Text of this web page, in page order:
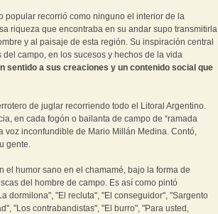
popular recorrió como ninguno el interior de la
riqueza que encontraba en su andar supo transmitirla
y al paisaje de esta región. Su inspiración central
campo, en los sucesos y hechos de la vida
sentido a sus creaciones y un contenido social que
de juglar recorriendo todo el Litoral Argentino.
en cada fogón o bailanta de campo de “ramada
voz inconfundible de Mario Millán Medina. Contó,
gente.
el humor sano en el chamamé, bajo la forma de
del hombre de campo. Es así como pintó
dormilona", "El recluta", "El conseguidor", "Sargento
"Los contrabandistas", "El burro", "Para usted,